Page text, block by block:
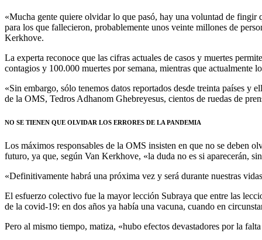
«Mucha gente quiere olvidar lo que pasó, hay una voluntad de fingir
para los que fallecieron, probablemente unos veinte millones de
Kerkhove.
La experta reconoce que las cifras actuales de casos y muertes
contagios y 100.000 muertes por semana, mientras que actualmente
«Sin embargo, sólo tenemos datos reportados desde treinta países
de la OMS, Tedros Adhanom Ghebreyesus, cientos de ruedas de
NO SE TIENEN QUE OLVIDAR LOS ERRORES DE LA PANDEMIA
Los máximos responsables de la OMS insisten en que no se deben
futuro, ya que, según Van Kerkhove, «la duda no es si aparecerán,
«Definitivamente habrá una próxima vez y será durante nuestras
El esfuerzo colectivo fue la mayor lección Subraya que entre las
de la covid-19: en dos años ya había una vacuna, cuando en
Pero al mismo tiempo, matiza, «hubo efectos devastadores por la